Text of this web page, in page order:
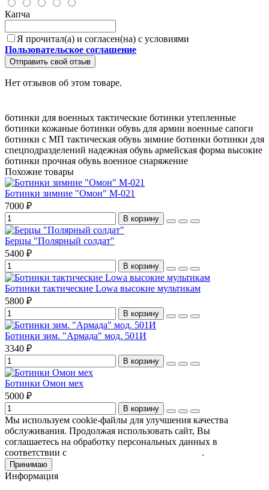
Капча
Я прочитал(а) и согласен(на) с условиями
Пользовательское соглашение
Отправить свой отзыв
Нет отзывов об этом товаре.
ботинки для военных тактические ботинки утепленные
ботинки кожаные ботинки обувь для армии военные сапоги
ботинки с МП тактическая обувь зимние ботинки ботинки для
спецподразделений надежная обувь армейская форма высокие
ботинки прочная обувь военное снаряжение
Похожие товары
Ботинки зимние "Омон" М-021
7000 ₽
В корзину
Берцы "Полярный солдат"
5400 ₽
В корзину
Ботинки тактические Lowa высокие мультикам
5800 ₽
В корзину
Ботинки зим. "Армада" мод. 501И
3340 ₽
В корзину
Ботинки Омон мех
5000 ₽
В корзину
Мы используем cookie-файлы для улучшения качества
обслуживания. Продолжая использовать сайт, Вы
соглашаетесь на обработку персональных данных в
соответствии с
.
Принимаю
Информация